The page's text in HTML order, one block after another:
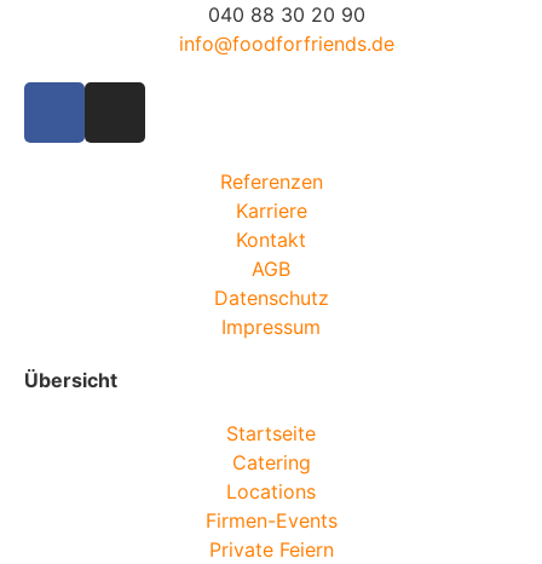
040 88 30 20 90
info@foodforfriends.de
Referenzen
Karriere
Kontakt
AGB
Datenschutz
Impressum
Übersicht
Startseite
Catering
Locations
Firmen-Events
Private Feiern